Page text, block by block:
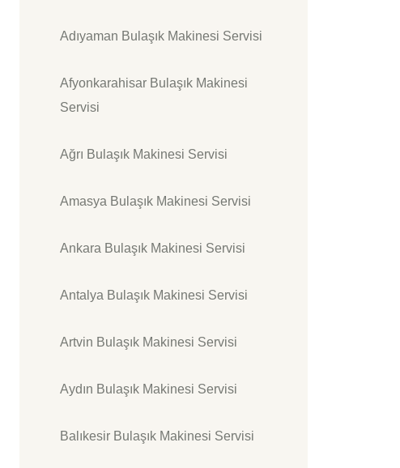
Adıyaman Bulaşık Makinesi Servisi
Afyonkarahisar Bulaşık Makinesi
Servisi
Ağrı Bulaşık Makinesi Servisi
Amasya Bulaşık Makinesi Servisi
Ankara Bulaşık Makinesi Servisi
Antalya Bulaşık Makinesi Servisi
Artvin Bulaşık Makinesi Servisi
Aydın Bulaşık Makinesi Servisi
Balıkesir Bulaşık Makinesi Servisi